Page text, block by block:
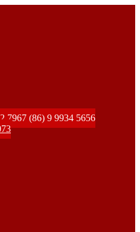
7967 (86) 9 9934 5656